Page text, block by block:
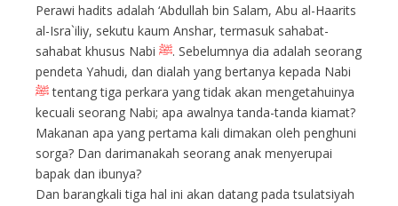
Perawi hadits adalah ‘Abdullah bin Salam, Abu al-Haarits
al-Isra`iliy, sekutu kaum Anshar, termasuk sahabat-
sahabat khusus Nabi ﷺ. Sebelumnya dia adalah seorang
pendeta Yahudi, dan dialah yang bertanya kepada Nabi
ﷺtentang tiga perkara yang tidak akan mengetahuinya
kecuali seorang Nabi; apa awalnya tanda-tanda kiamat?
Makanan apa yang pertama kali dimakan oleh penghuni
sorga? Dan darimanakah seorang anak menyerupai
bapak dan ibunya?
Dan barangkali tiga hal ini akan datang pada tsulatsiyah